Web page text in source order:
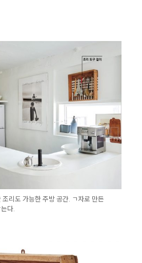
리도 가능한 주방 공간. ㄱ자로 만든
다.